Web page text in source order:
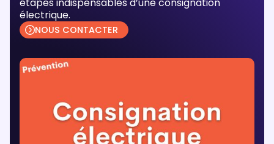
électrique.
NOUS CONTACTER